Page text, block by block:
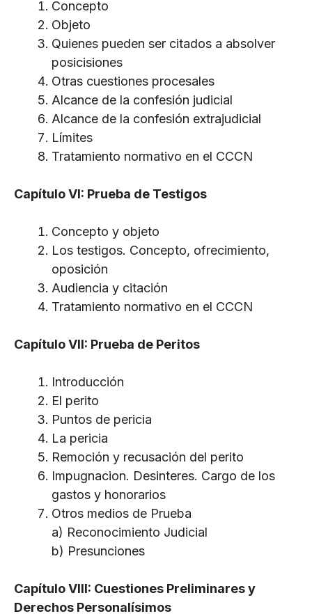
Concepto
Objeto
Quienes pueden ser citados a absolver
posicisiones
Otras cuestiones procesales
Alcance de la confesión judicial
Alcance de la confesión extrajudicial
Límites
Tratamiento normativo en el CCCN
Capítulo VI: Prueba de Testigos
Concepto y objeto
Los testigos. Concepto, ofrecimiento,
oposición
Audiencia y citación
Tratamiento normativo en el CCCN
Capítulo VII: Prueba de Peritos
Introducción
El perito
Puntos de pericia
La pericia
Remoción y recusación del perito
Impugnacion. Desinteres. Cargo de los
gastos y honorarios
Otros medios de Prueba
a) Reconocimiento Judicial
b) Presunciones
Capítulo VIII: Cuestiones Preliminares y
Derechos Personalísimos